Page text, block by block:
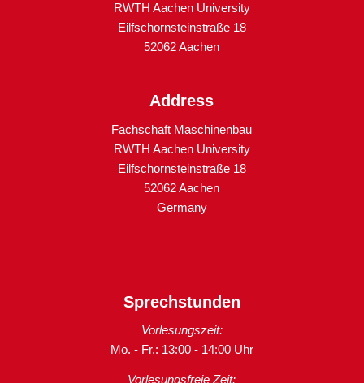
RWTH Aachen University
Eilfschornsteinstraße 18
52062 Aachen
Address
Fachschaft Maschinenbau
RWTH Aachen University
Eilfschornsteinstraße 18
52062 Aachen
Germany
Sprechstunden
Vorlesungszeit:
Mo. - Fr.: 13:00 - 14:00 Uhr
Vorlesungsfreie Zeit: